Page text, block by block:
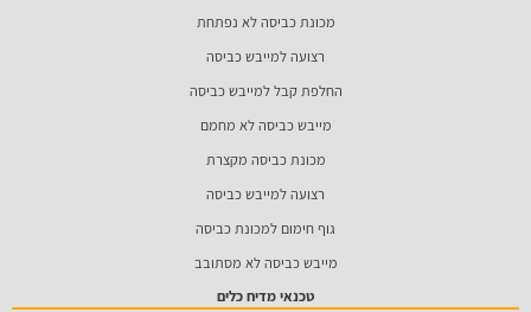
מכונת כביסה לא נפתחת
רצועה למייבש כביסה
החלפת קבל למייבש כביסה
מייבש כביסה לא מחמם
מכונת כביסה מקצרת
רצועה למייבש כביסה
גוף חימום למכונת כביסה
מייבש כביסה לא מסתובב
טכנאי מדיח כלים